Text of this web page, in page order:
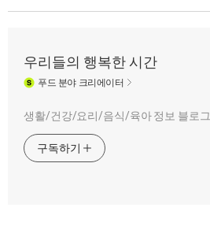
우리들의 행복한 시간
푸드 분야 크리에이터
생활/건강/요리/음식/육아 정보 블로그
구독하기